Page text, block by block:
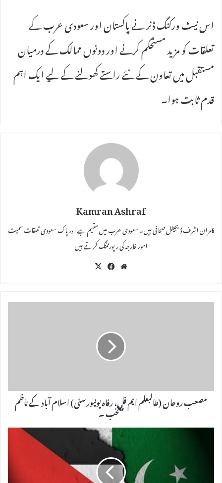
اس نیٹ ورکنگ ڈنر نے پاکستان اور سعودی عرب کے
تعلقات کو مزید مستحکم کرنے اور دونوں ممالک کے درمیان
مستقبل میں تعاون کے نئے راستے کھولنے کے لیے ایک اہم
قدم ثابت ہوا۔
Kamran Ashraf
کامران اشرف ڈیجیٹل صحافی ہیں۔ سعودی عرب میں مقیم ہے اور پاک سعودی تعلقات سمیت
امور خارجہ کی رپورٹننگ کرتے ہیں
We
bsi
te
Fac
oo
k
مصعب روحان (طالبعلم ایم فل، رفاہ یونیورسٹی) اسلام آباد کے ناظم
منتخب ۔